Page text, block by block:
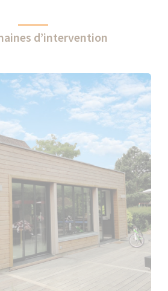
d’intervention